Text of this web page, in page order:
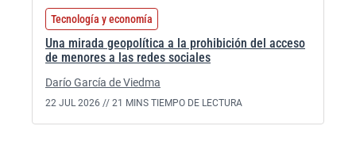
Tecnología y economía
Una mirada geopolítica a la prohibición del acceso
de menores a las redes sociales
Darío García de Viedma
22 JUL 2026 // 21 MINS TIEMPO DE LECTURA